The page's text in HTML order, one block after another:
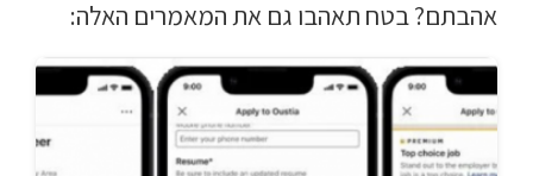
אהבתם? בטח תאהבו גם את המאמרים האלה: